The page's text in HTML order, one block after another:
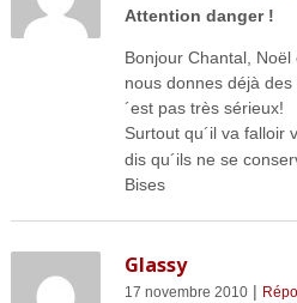
Attention danger !
Bonjour Chantal,
nous donnes déjà
´est pas très sérieux!
Surtout qu´il va falloir
dis qu´ils ne se
Bises
Glassy
17 novembre 2010|